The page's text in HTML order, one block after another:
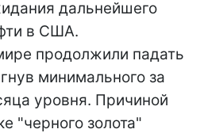
дальнейшего
в США.
продолжили падать
минимального за
уровня. Причиной
"черного золота"